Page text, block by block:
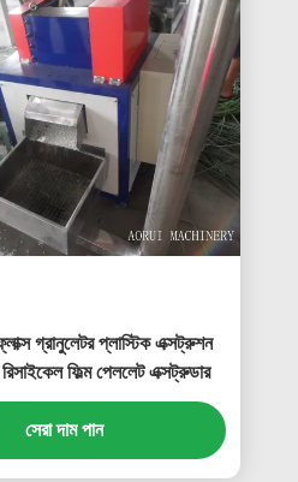
গ্রানুলেটর প্লাস্টিক এক্সট্রুশন
ফিল্ম পেললেট এক্সট্রুডার
সেরা দাম পান